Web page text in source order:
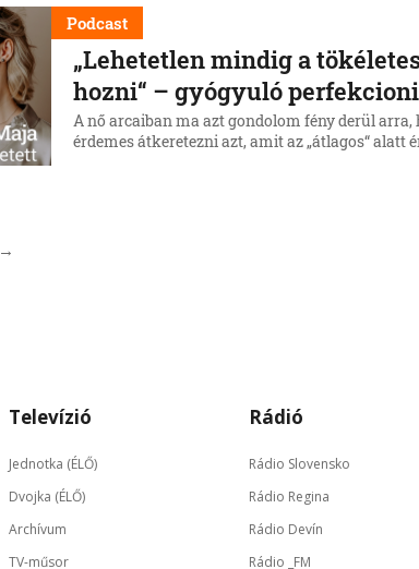
Podcast
„Lehetetlen mindig a
hozni“ – gyógyuló
A nő arcaiban ma azt gondolom fény derül arra,
érdemes átkeretezni azt, amit az „átlagos“ alatt
→
Televízió
Jednotka (ÉLŐ)
Dvojka (ÉLŐ)
Archívum
TV-műsor
Rádió
Rádio Slovensko
Rádio Regina
Rádio Devín
Rádio _FM